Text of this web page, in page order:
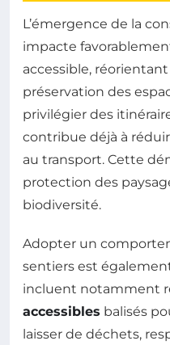
L’émergence de la
impacte
accessible,
préservation des
privilégier des
contribue déjà à
au transport. Cette
protection des
biodiversité.
Adopter un
sentiers est
incluent notamment
accessibles balisés
laisser de déchets,